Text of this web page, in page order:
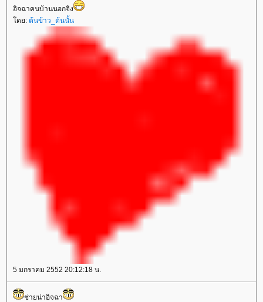
อิจฉาคนบ้านนอกจิง
ดย: ต้นข้าว_ต้นนั้น
5 มกราคม 2552 20:12:18 น.
ช่ายน่าอิจฉา